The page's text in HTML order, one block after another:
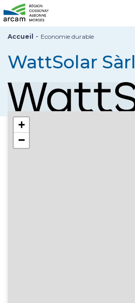
Accueil - Economie durable
WattSolar Sàrl
+
−